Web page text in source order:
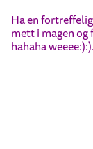
Ha en
mett i magen og
hahaha